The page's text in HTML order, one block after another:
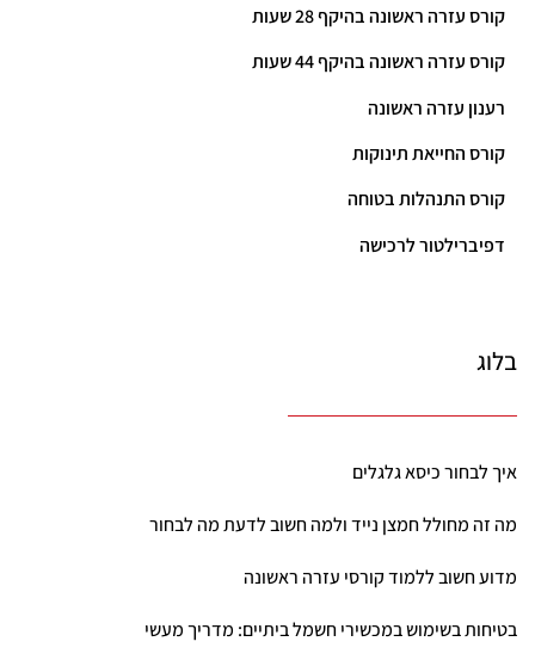
קורס עזרה ראשונה בהיקף 28 שעות
קורס עזרה ראשונה בהיקף 44 שעות
רענון עזרה ראשונה
קורס החייאת תינוקות
קורס התנהלות בטוחה
דפיברילטור לרכישה
בלוג
איך לבחור כיסא גלגלים
מה זה מחולל חמצן נייד ולמה חשוב לדעת מה לבחור
מדוע חשוב ללמוד קורסי עזרה ראשונה
בטיחות בשימוש במכשירי חשמל ביתיים: מדריך מעשי